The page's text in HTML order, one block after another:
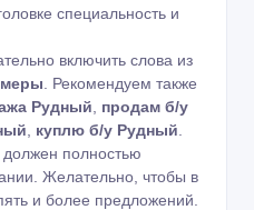
специальность и
включить слова из
. Рекомендуем также
Рудный
продам б/у
куплю б/у Рудный
полностью
Желательно, чтобы в
и более предложений.